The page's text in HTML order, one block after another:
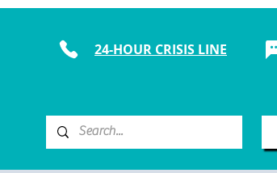
24-HOUR CRISIS LINE